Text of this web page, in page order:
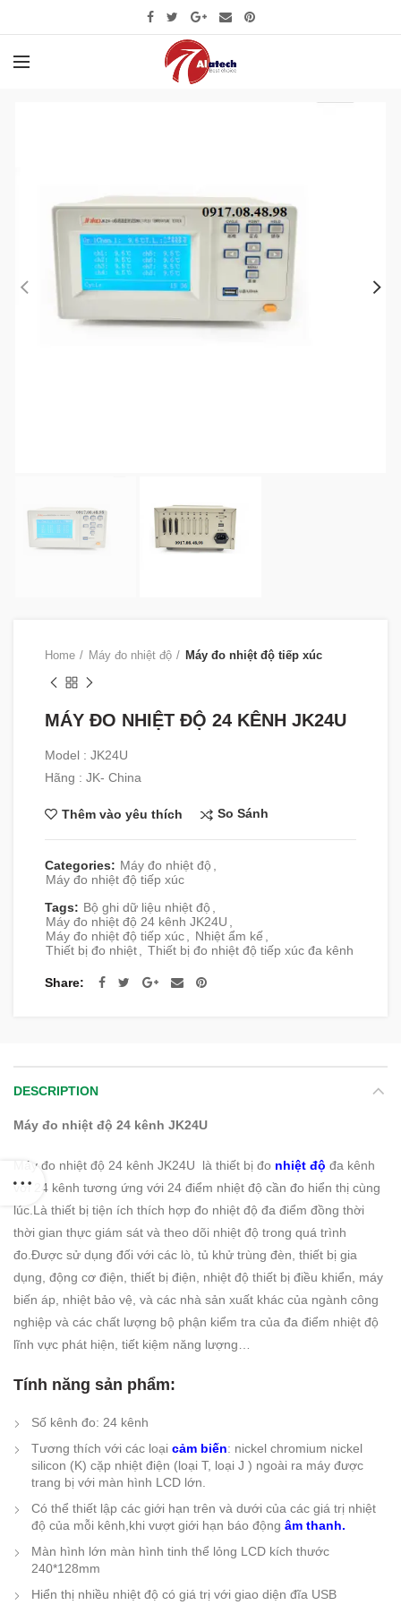
Home Máy đo nhiệt độ Máy đo nhiệt độ tiếp xúc
MÁY ĐO NHIỆT ĐỘ 24 KÊNH JK24U
Model : JK24U
Hãng : JK- China
Thêm vào yêu thích So Sánh
Categories: Máy đo nhiệt độ
Máy đo nhiệt độ tiếp xúc
Tags: Bộ ghi dữ liệu nhiệt độ
Máy đo nhiệt độ 24 kênh JK24U
Máy đo nhiệt độ tiếp xúc
Nhiệt ẩm kế
Thiết bị đo nhiệt
Thiết bị đo nhiệt độ tiếp xúc đa kênh
Share
DESCRIPTION
Máy đo nhiệt độ 24 kênh JK24U
Máy đo nhiệt độ 24 kênh JK24U là thiết bị đo nhiệt độ đa kênh
với 24 kênh tương ứng với 24 điểm nhiệt độ cần đo hiển thị cùng
lúc.Là thiết bị tiện ích thích hợp đo nhiệt độ đa điểm đồng thời
thời gian thực giám sát và theo dõi nhiệt độ trong quá trình
đo.Được sử dụng đối với các lò, tủ khử trùng đèn, thiết bị gia
dụng, động cơ điện, thiết bị điện, nhiệt độ thiết bị điều khiển, máy
biến áp, nhiệt bảo vệ, và các nhà sản xuất khác của ngành công
nghiệp và các chất lượng bộ phận kiểm tra của đa điểm nhiệt độ
lĩnh vực phát hiện, tiết kiệm năng lượng…
Tính năng sản phẩm:
Số kênh đo: 24 kênh
Tương thích với các loại cảm biến: nickel chromium nickel
silicon (K) cặp nhiệt điện (loại T, loại J ) ngoài ra máy được
trang bị với màn hình LCD lớn.
Có thể thiết lập các giới hạn trên và dưới của các giá trị nhiệt
độ của mỗi kênh,khi vượt giới hạn báo động âm thanh.
Màn hình lớn màn hình tinh thể lỏng LCD kích thước
240*128mm
Hiển thị nhiều nhiệt độ có giá trị với giao diện đĩa USB